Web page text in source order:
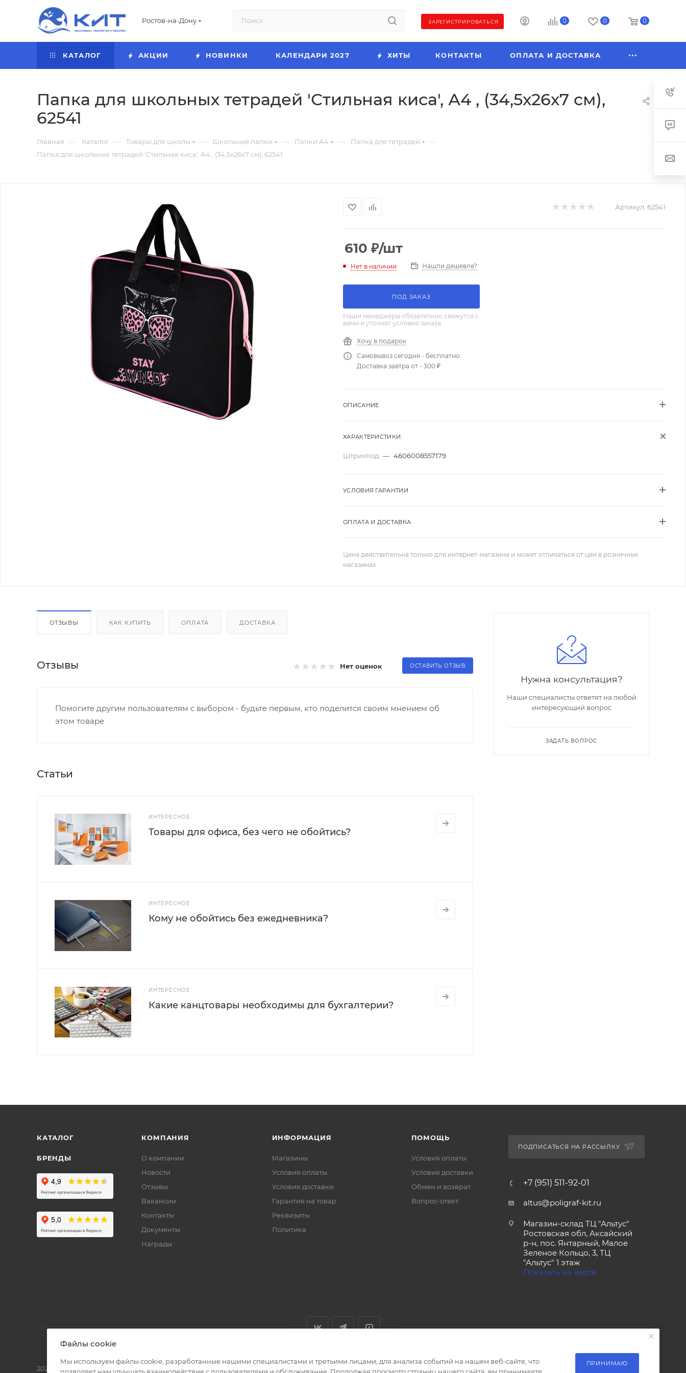
Ростов-на-Дону ЗАРЕГИСТРИРОВАТЬСЯ 0 0 0
КАТАЛОГ АКЦИИ НОВИНКИ КАЛЕНДАРИ 2027 ХИТЫ КОНТАКТЫ ОПЛАТА И ДОСТАВКА
Папка для школьных тетрадей 'Стильная киса', А4 , (34,5х26х7 см),
62541
Главная — Каталог — Товары для школы — Школьные папки — Папки А4 — Папка для тетрадей —
Папка для школьных тетрадей 'Стильная киса', А4 , (34,5х26х7 см), 62541
Артикул: 62541
610 ₽/шт
Нет в наличии Нашли дешевле?
ПОД ЗАКАЗ
Наши менеджеры обязательно свяжутся с
вами и уточнят условия заказа
Хочу в подарок
Самовывоз сегодня - бесплатно
Доставка завтра от - 300 ₽
ОПИСАНИЕ
ХАРАКТЕРИСТИКИ
ШтрихКод — 4606008557179
УСЛОВИЯ ГАРАНТИИ
ОПЛАТА И ДОСТАВКА
Цена действительна только для интернет-магазина и может отличаться от цен в розничных
магазинах
ОТЗЫВЫ КАК КУПИТЬ ОПЛАТА ДОСТАВКА
Отзывы Нет оценок ОСТАВИТЬ ОТЗЫВ
Помогите другим пользователям с выбором - будьте первым, кто поделится своим мнением об
этом товаре
Статьи
ИНТЕРЕСНОЕ
Товары для офиса, без чего не обойтись?
ИНТЕРЕСНОЕ
Кому не обойтись без ежедневника?
ИНТЕРЕСНОЕ
Какие канцтовары необходимы для бухгалтерии?
Нужна консультация?
Наши специалисты ответят на любой
интересующий вопрос
ЗАДАТЬ ВОПРОС
КАТАЛОГ
БРЕНДЫ
КОМПАНИЯ
О компании
Новости
Отзывы
Вакансии
Контакты
Документы
Награды
ИНФОРМАЦИЯ
Магазины
Условия оплаты
Условия доставки
Гарантия на товар
Реквизиты
Политика
ПОМОЩЬ
Условия оплаты
Условия доставки
Обмен и возврат
Вопрос-ответ
ПОДПИСАТЬСЯ НА РАССЫЛКУ
+7 (951) 511-92-01
altus@poligraf-kit.ru
Магазин-склад ТЦ "Альтус"
Ростовская обл, Аксайский
р-н, пос. Янтарный, Малое
Зеленое Кольцо, 3, ТЦ
"Альтус" 1 этаж
Показать на карте
2026 © Полиграф кит - интернет-магазин
Файлы cookie
Мы используем файлы cookie, разработанные нашими специалистами и третьими лицами, для анализа событий на нашем веб-сайте, что
ПРИНИМАЮ